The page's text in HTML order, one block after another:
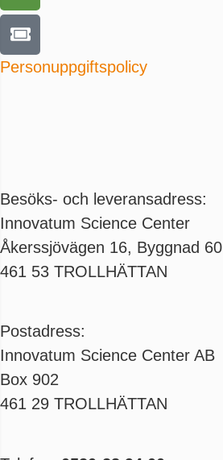
Personuppgiftspolicy
Besöks- och leveransadress:
Innovatum Science Center
Åkerssjövägen 16, Byggnad 60
461 53 TROLLHÄTTAN
Postadress:
Innovatum Science Center AB
Box 902
461 29 TROLLHÄTTAN